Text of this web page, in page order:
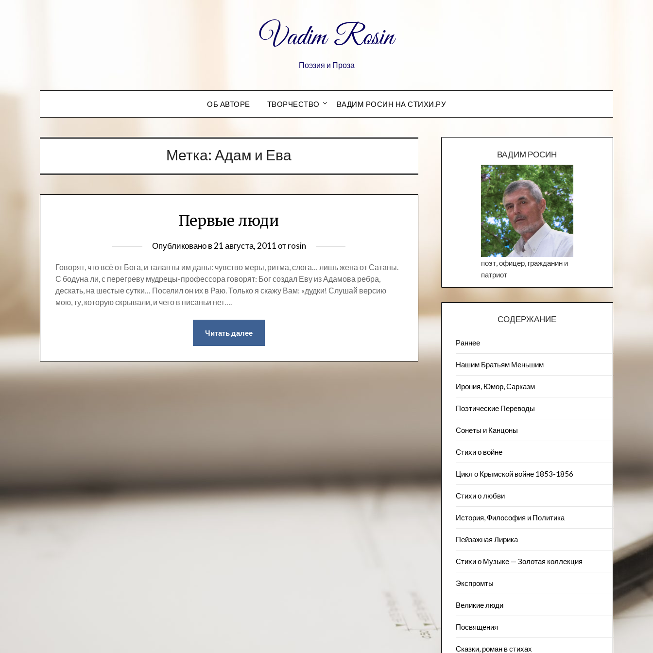
Vadim Rosin
Поэзия и Проза
ОБ АВТОРЕ ТВОРЧЕСТВО ВАДИМ РОСИН НА СТИХИ.РУ
Метка: Адам и Ева
Первые люди
Опубликовано в21 августа, 2011отrosin
Говорят, что всё от Бога, и таланты им даны: чувство меры, ритма, слога… лишь жена от Сатаны.
С бодуна ли, с перегреву мудрецы-профессора говорят: Бог создал Еву из Адамова ребра,
дескать, на шестые сутки… Поселил он их в Раю. Только я скажу Вам: «дудки! Слушай версию
мою, ту, которую скрывали, и чего в писаньи нет….
Читать далее
ВАДИМ РОСИН
поэт, офицер, гражданин и
патриот
СОДЕРЖАНИЕ
Раннее
Нашим Братьям Меньшим
Ирония, Юмор, Сарказм
Поэтические Переводы
Сонеты и Канцоны
Стихи о войне
Цикл о Крымской войне 1853-1856
Стихи о любви
История, Философия и Политика
Пейзажна​я Лирика
Стихи о Музыке — Золотая коллекция
Экспромты
Великие люди
Посвящения
Сказки, роман в стихах